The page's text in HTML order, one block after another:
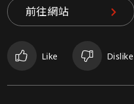
前往網站
Like Dislike